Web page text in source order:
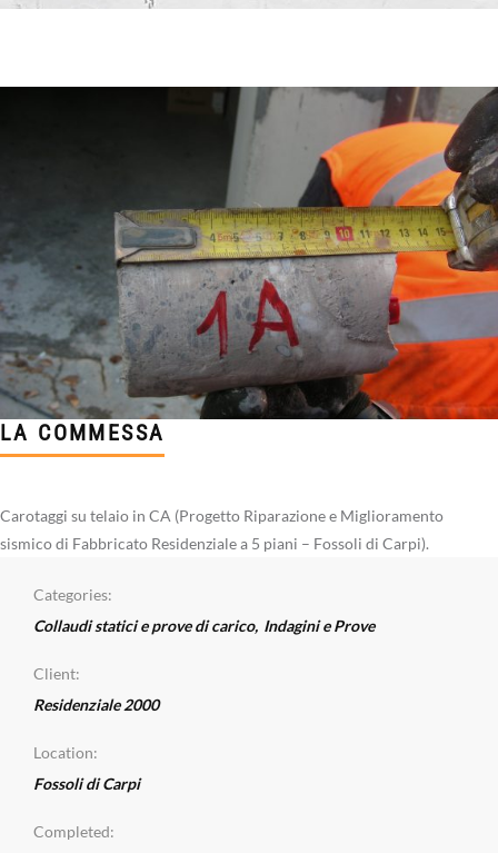
LA COMMESSA
Carotaggi su telaio in CA (Progetto Riparazione e Miglioramento
sismico di Fabbricato Residenziale a 5 piani – Fossoli di Carpi).
Categories:
Collaudi statici e prove di carico, Indagini e Prove
Client:
Residenziale 2000
Location:
Fossoli di Carpi
Completed: